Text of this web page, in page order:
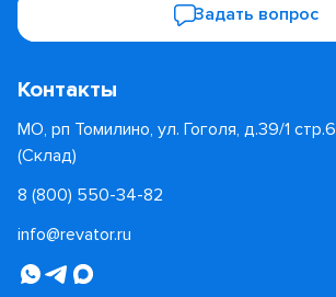
Задать вопрос
Контакты
МО, рп Томилино, ул. Гоголя, д.39/1 стр.6
(Склад)
8 (800) 550-34-82
info@revator.ru